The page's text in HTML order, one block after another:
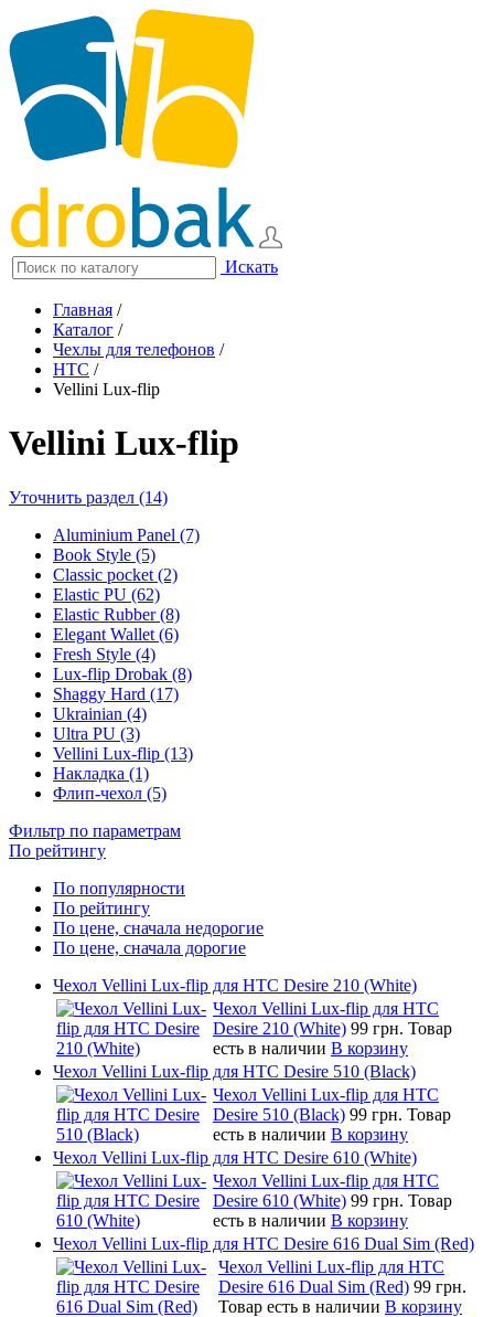
Искать
Главная /
Каталог /
Чехлы для телефонов /
HTC /
Vellini Lux-flip
Vellini Lux-flip
Уточнить раздел (14)
Aluminium Panel (7)
Book Style (5)
Classic pocket (2)
Elastic PU (62)
Elastic Rubber (8)
Elegant Wallet (6)
Fresh Style (4)
Lux-flip Drobak (8)
Shaggy Hard (17)
Ukrainian (4)
Ultra PU (3)
Vellini Lux-flip (13)
Накладка (1)
Флип-чехол (5)
Фильтр по параметрам
По рейтингу
По популярности
По рейтингу
По цене, сначала недорогие
По цене, сначала дорогие
Чехол Vellini Lux-flip для HTC Desire 210 (White)
Чехол Vellini Lux-flip для HTC
Desire 210 (White) 99 грн. Товар
есть в наличии В корзину
Чехол Vellini Lux-flip для HTC Desire 510 (Black)
Чехол Vellini Lux-flip для HTC
Desire 510 (Black) 99 грн. Товар
есть в наличии В корзину
Чехол Vellini Lux-flip для HTC Desire 610 (White)
Чехол Vellini Lux-flip для HTC
Desire 610 (White) 99 грн. Товар
есть в наличии В корзину
Чехол Vellini Lux-flip для HTC Desire 616 Dual Sim (Red)
Чехол Vellini Lux-flip для HTC
Desire 616 Dual Sim (Red) 99 грн.
Товар есть в наличии В корзину